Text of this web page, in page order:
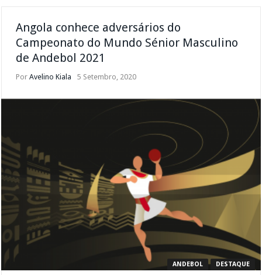
Angola conhece adversários do
Campeonato do Mundo Sénior Masculino
de Andebol 2021
PorAvelino Kiala 5 Setembro, 2020
ANDEBOL DESTAQUE